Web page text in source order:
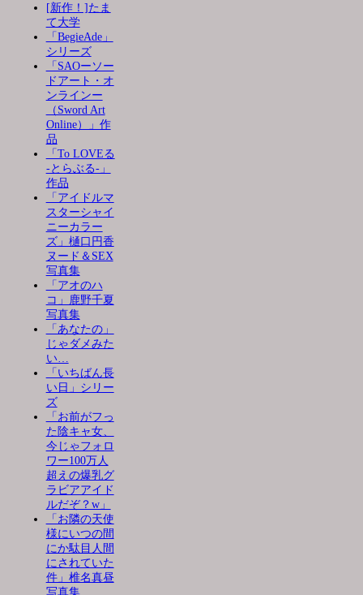
[新作！]たま
て大学
「BegieAde」
シリーズ
「SAOーソー
ドアート・オ
ンラインー
（Sword Art
Online）」作
品
「To LOVEる
-とらぶる-」
作品
「アイドルマ
スターシャイ
ニーカラー
ズ」樋口円香
ヌード＆SEX
写真集
「アオのハ
コ」鹿野千夏
写真集
「あなたの」
じゃダメみた
い…
「いちばん長
い日」シリー
ズ
「お前がフっ
た陰キャ女、
今じゃフォロ
ワー100万人
超えの爆乳グ
ラビアアイド
ルだぞ？w」
「お隣の天使
様にいつの間
にか駄目人間
にされていた
件」椎名真昼
写真集